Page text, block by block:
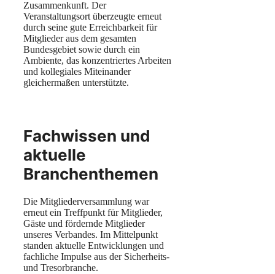
Zusammenkunft. Der
Veranstaltungsort überzeugte erneut
durch seine gute Erreichbarkeit für
Mitglieder aus dem gesamten
Bundesgebiet sowie durch ein
Ambiente, das konzentriertes Arbeiten
und kollegiales Miteinander
gleichermaßen unterstützte.
Fachwissen und
aktuelle
Branchenthemen
Die Mitgliederversammlung war
erneut ein Treffpunkt für Mitglieder,
Gäste und fördernde Mitglieder
unseres Verbandes. Im Mittelpunkt
standen aktuelle Entwicklungen und
fachliche Impulse aus der Sicherheits-
und Tresorbranche.